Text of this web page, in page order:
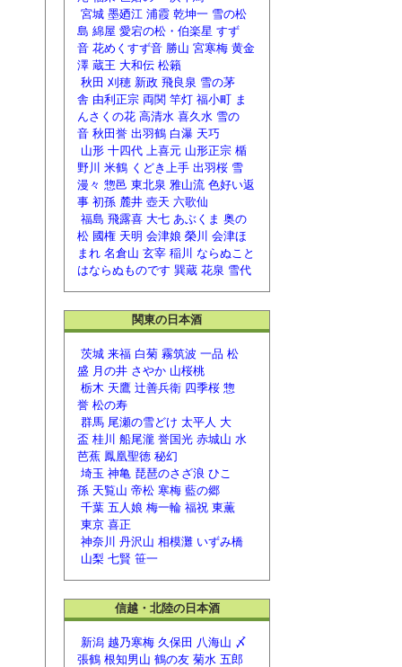
宮城 墨廼江 浦霞 乾坤一 雪の松
島 綿屋 愛宕の松・伯楽星 すず
音 花めくすず音 勝山 宮寒梅 黄金
澤 蔵王 大和伝 松籟
秋田 刈穂 新政 飛良泉 雪の茅
舎 由利正宗 両関 竿灯 福小町 ま
んさくの花 高清水 喜久水 雪の
音 秋田誉 出羽鶴 白瀑 天巧
山形 十四代 上喜元 山形正宗 楯
野川 米鶴 くどき上手 出羽桜 雪
漫々 惣邑 東北泉 雅山流 色好い返
事 初孫 麓井 壺天 六歌仙
福島 飛露喜 大七 あぶくま 奥の
松 國権 天明 会津娘 榮川 会津ほ
まれ 名倉山 玄宰 稲川 ならぬこと
はならぬものです 巽蔵 花泉 雪代
関東の日本酒
茨城 来福 白菊 霧筑波 一品 松
盛 月の井 さやか 山桜桃
栃木 天鷹 辻善兵衛 四季桜 惣
誉 松の寿
群馬 尾瀬の雪どけ 太平人 大
盃 桂川 船尾瀧 誉国光 赤城山 水
芭蕉 鳳凰聖徳 秘幻
埼玉 神亀 琵琶のさざ浪 ひこ
孫 天覧山 帝松 寒梅 藍の郷
千葉 五人娘 梅一輪 福祝 東薫
東京 喜正
神奈川 丹沢山 相模灘 いずみ橋
山梨 七賢 笹一
信越・北陸の日本酒
新潟 越乃寒梅 久保田 八海山 〆
張鶴 根知男山 鶴の友 菊水 五郎